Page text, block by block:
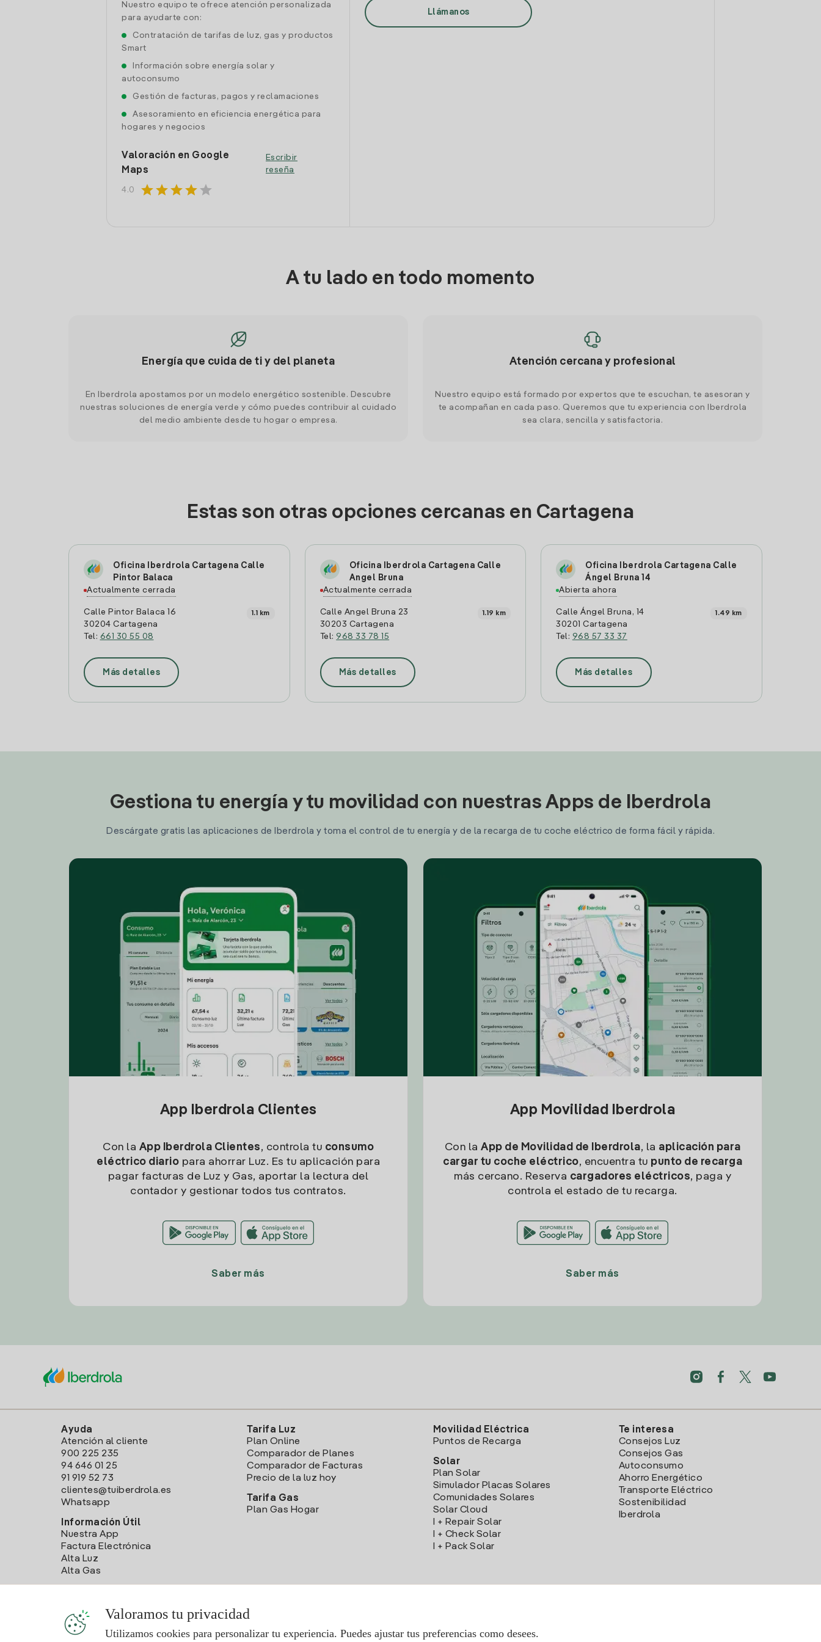
Nuestro equipo te ofrece atención personalizada
para ayudarte con:
Contratación de tarifas de luz, gas y productos
Smart
Información sobre energía solar y
autoconsumo
Gestión de facturas, pagos y reclamaciones
Asesoramiento en eficiencia energética para
hogares y negocios
Valoración en Google
Maps
4.0 starstarstarstar star
Escribir
reseña
Llámanos
A tu lado en todo momento
Energía que cuida de ti y del planeta
En Iberdrola apostamos por un modelo energético sostenible. Descubre
nuestras soluciones de energía verde y cómo puedes contribuir al cuidado
del medio ambiente desde tu hogar o empresa.
Atención cercana y profesional
Nuestro equipo está formado por expertos que te escuchan, te asesoran y
te acompañan en cada paso. Queremos que tu experiencia con Iberdrola
sea clara, sencilla y satisfactoria.
Estas son otras opciones cercanas en Cartagena
Oficina Iberdrola Cartagena Calle
Pintor Balaca
Actualmente cerrada
Calle Pintor Balaca 16
30204 Cartagena
Tel: 661 30 55 08
1.1 km
Más detalles
Oficina Iberdrola Cartagena Calle
Angel Bruna
Actualmente cerrada
Calle Angel Bruna 23
30203 Cartagena
Tel:968 33 78 15
1.19 km
Más detalles
Oficina Iberdrola Cartagena Calle
Ángel Bruna 14
Abierta ahora
Calle Ángel Bruna, 14
30201 Cartagena
Tel: 968 57 33 37
1.49 km
Más detalles
Gestiona tu energía y tu movilidad con nuestras Apps de Iberdrola
Descárgate gratis las aplicaciones de Iberdrola y toma el control de tu energía y de la recarga de tu coche eléctrico de forma fácil y rápida.
App Iberdrola Clientes
Con la App Iberdrola Clientes, controla tu consumo
eléctrico diario para ahorrar Luz. Es tu aplicación para
pagar facturas de Luz y Gas, aportar la lectura del
contador y gestionar todos tus contratos.
Saber más
App Movilidad Iberdrola
Con la App de Movilidad de Iberdrola, la aplicación para
cargar tu coche eléctrico, encuentra tu punto de recarga
más cercano. Reserva cargadores eléctricos, paga y
controla el estado de tu recarga.
Saber más
Ayuda
Atención al cliente
900 225 235
94 646 01 25
91 919 52 73
clientes@tuiberdrola.es
Whatsapp
Información Útil
Nuestra App
Factura Electrónica
Alta Luz
Alta Gas
Tarifa Luz
Plan Online
Comparador de Planes
Comparador de Facturas
Precio de la luz hoy
Tarifa Gas
Plan Gas Hogar
Movilidad Eléctrica
Puntos de Recarga
Solar
Plan Solar
Simulador Placas Solares
Comunidades Solares
Solar Cloud
I + Repair Solar
I + Check Solar
I + Pack Solar
Te interesa
Consejos Luz
Consejos Gas
Autoconsumo
Ahorro Energético
Transporte Eléctrico
Sostenibilidad
Iberdrola
Valoramos tu privacidad
Utilizamos cookies para personalizar tu experiencia. Puedes ajustar tus preferencias como desees.